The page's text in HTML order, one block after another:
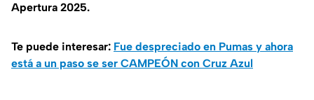
Apertura 2025.
Te puede interesar: Fue despreciado en Pumas y ahora
está a un paso se ser CAMPEÓN con Cruz Azul